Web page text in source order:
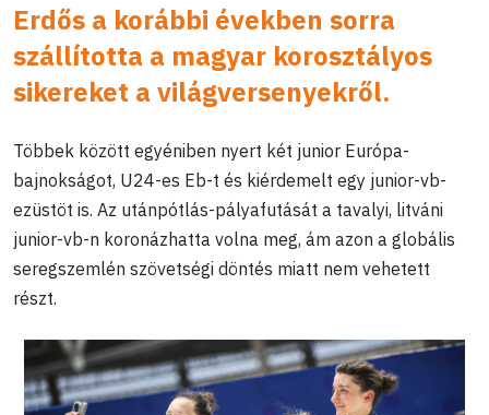
Erdős a korábbi években sorra
szállította a magyar korosztályos
sikereket a világversenyekről.
Többek között egyéniben nyert két junior Európa-
bajnokságot, U24-es Eb-t és kiérdemelt egy junior-vb-
ezüstöt is. Az utánpótlás-pályafutását a tavalyi, litváni
junior-vb-n koronázhatta volna meg, ám azon a globális
seregszemlén szövetségi döntés miatt nem vehetett
részt.